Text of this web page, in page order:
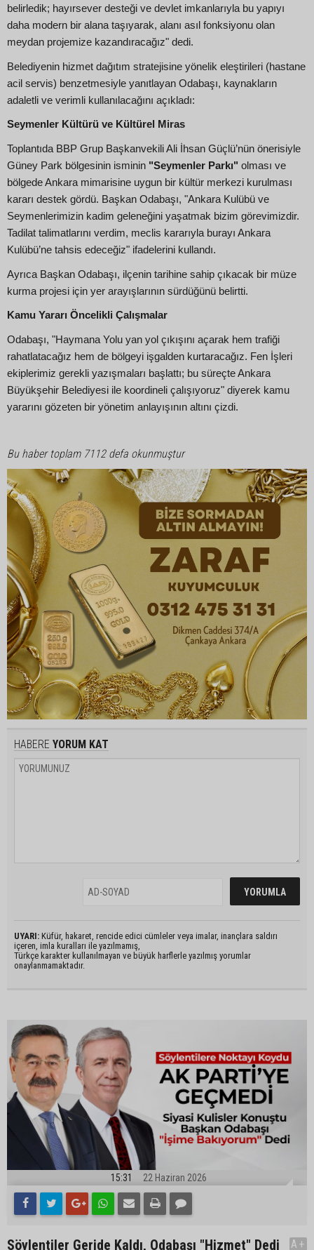
belirledik; hayırsever desteği ve devlet imkanlarıyla bu yapıyı
daha modern bir alana taşıyarak, alanı asıl fonksiyonu olan
meydan projemize kazandıracağız" dedi.
Belediyenin hizmet dağıtım stratejisine yönelik eleştirileri (hastane
acil servis) benzetmesiyle yanıtlayan Odabaşı, kaynakların
adaletli ve verimli kullanılacağını açıkladı:
Seymenler Kültürü ve Kültürel Miras
Toplantıda BBP Grup Başkanvekili Ali İhsan Güçlü’nün önerisiyle
Güney Park bölgesinin isminin "Seymenler Parkı" olması ve
bölgede Ankara mimarisine uygun bir kültür merkezi kurulması
kararı destek gördü. Başkan Odabaşı, "Ankara Kulübü ve
Seymenlerimizin kadim geleneğini yaşatmak bizim görevimizdir.
Tadilat talimatlarını verdim, meclis kararıyla burayı Ankara
Kulübü’ne tahsis edeceğiz" ifadelerini kullandı.
Ayrıca Başkan Odabaşı, ilçenin tarihine sahip çıkacak bir müze
kurma projesi için yer arayışlarının sürdüğünü belirtti.
Kamu Yararı Öncelikli Çalışmalar
Odabaşı, "Haymana Yolu yan yol çıkışını açarak hem trafiği
rahatlatacağız hem de bölgeyi işgalden kurtaracağız. Fen İşleri
ekiplerimiz gerekli yazışmaları başlattı; bu süreçte Ankara
Büyükşehir Belediyesi ile koordineli çalışıyoruz" diyerek kamu
yararını gözeten bir yönetim anlayışının altını çizdi.
Bu haber toplam 7112 defa okunmuştur
HABERE YORUM KAT
UYARI: Küfür, hakaret, rencide edici cümleler veya imalar, inançlara saldırı
içeren, imla kuralları ile yazılmamış,
Türkçe karakter kullanılmayan ve büyük harflerle yazılmış yorumlar
onaylanmamaktadır.
15:31 22 Haziran 2026
Söylentiler Geride Kaldı, Odabaşı "Hizmet" Dedi A+